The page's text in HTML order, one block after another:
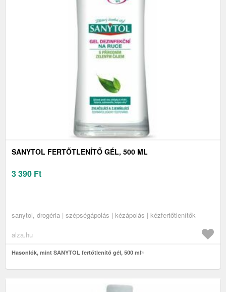
SANYTOL FERTŐTLENÍTŐ GÉL, 500 ML
3 390 Ft
sanytol, drogéria | szépségápolás | kézápolás | kézfertőtlenítők
alza.hu
Hasonlók, mint SANYTOL fertőtlenítő gél, 500 ml